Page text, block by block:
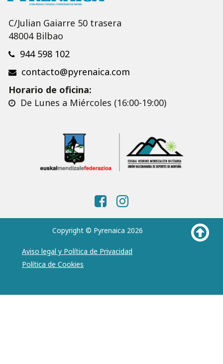
C/Julian Gaiarre 50 trasera
48004 Bilbao
944 598 102
contacto@pyrenaica.com
Horario de oficina:
De Lunes a Miércoles (16:00-19:00)
Copyright © Pyrenaica 2026
Aviso legal y Política de Privacidad
Política de Cookies